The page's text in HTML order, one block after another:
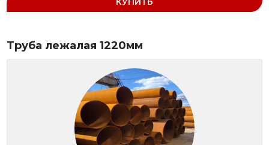
Труба лежалая 1220мм